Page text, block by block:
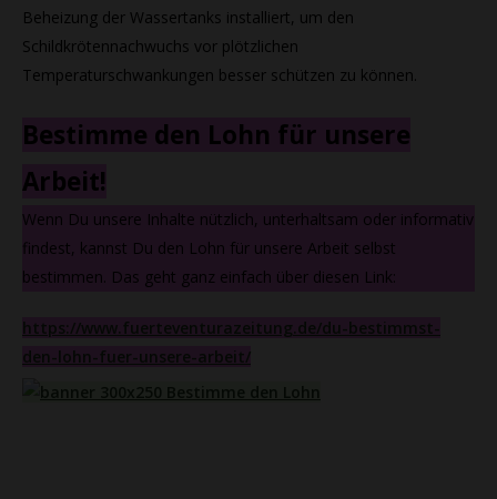
Beheizung der Wassertanks installiert, um den
Schildkrötennachwuchs vor plötzlichen
Temperaturschwankungen besser schützen zu können.
Bestimme den Lohn für unsere
Arbeit!
Wenn Du unsere Inhalte nützlich, unterhaltsam oder informativ
findest, kannst Du den Lohn für unsere Arbeit selbst
bestimmen. Das geht ganz einfach über diesen Link:
https://www.fuerteventurazeitung.de/du-bestimmst-
den-lohn-fuer-unsere-arbeit/